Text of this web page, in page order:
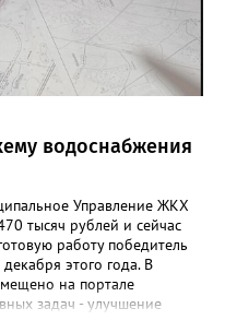
водоснабжения
Управление ЖКХ
тысяч рублей и сейчас
работу победитель
этого года. В
на портале
задач - улучшение